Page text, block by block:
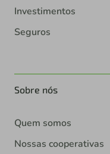
Investimentos
Seguros
Sobre nós
Quem somos
Nossas cooperativas